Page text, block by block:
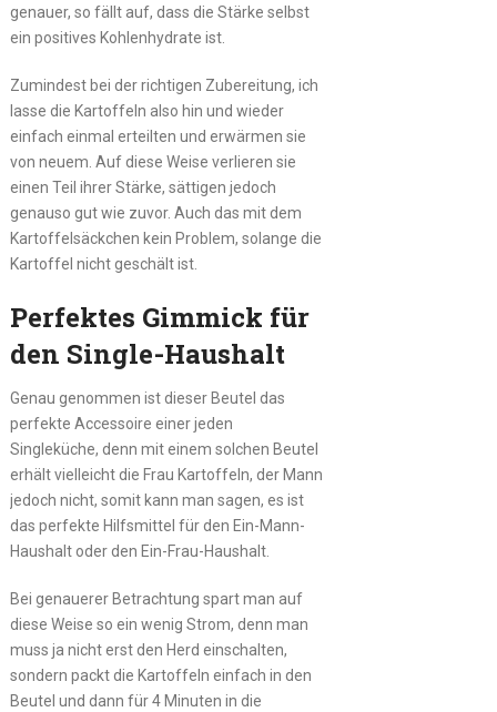
genauer, so fällt auf, dass die Stärke selbst
ein positives Kohlenhydrate ist.
Zumindest bei der richtigen Zubereitung, ich
lasse die Kartoffeln also hin und wieder
einfach einmal erteilten und erwärmen sie
von neuem. Auf diese Weise verlieren sie
einen Teil ihrer Stärke, sättigen jedoch
genauso gut wie zuvor. Auch das mit dem
Kartoffelsäckchen kein Problem, solange die
Kartoffel nicht geschält ist.
Perfektes Gimmick für
den Single-Haushalt
Genau genommen ist dieser Beutel das
perfekte Accessoire einer jeden
Singleküche, denn mit einem solchen Beutel
erhält vielleicht die Frau Kartoffeln, der Mann
jedoch nicht, somit kann man sagen, es ist
das perfekte Hilfsmittel für den Ein-Mann-
Haushalt oder den Ein-Frau-Haushalt.
Bei genauerer Betrachtung spart man auf
diese Weise so ein wenig Strom, denn man
muss ja nicht erst den Herd einschalten,
sondern packt die Kartoffeln einfach in den
Beutel und dann für 4 Minuten in die